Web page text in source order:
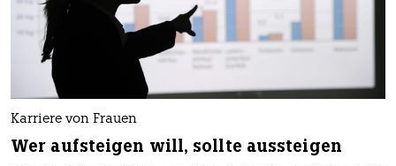
Karriere von Frauen
Wer aufsteigen will, sollte aussteigen